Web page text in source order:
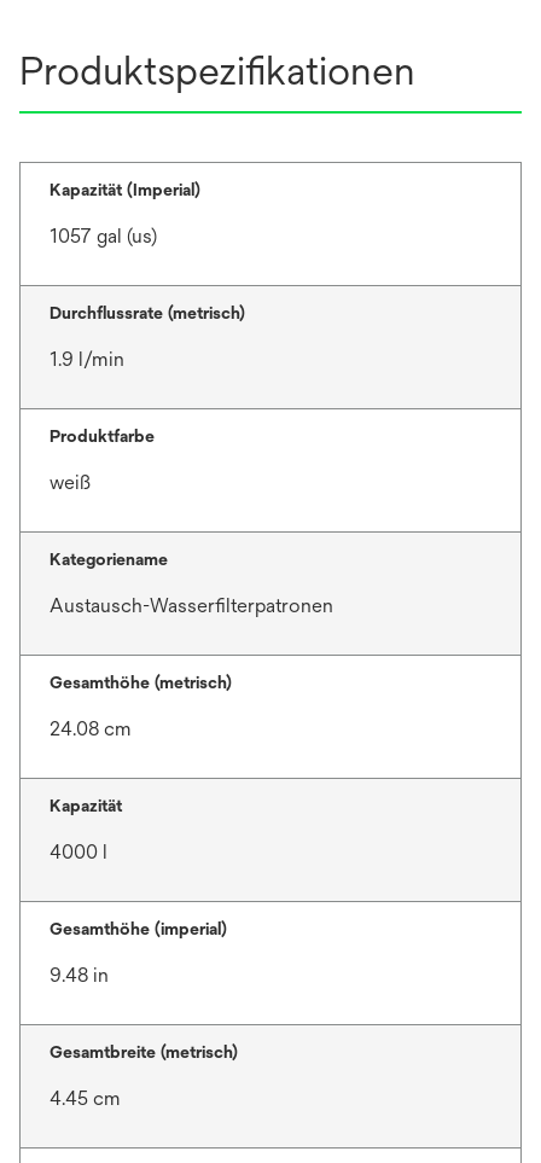
Produktspezifikationen
Kapazität (Imperial)
1057 gal (us)
Durchflussrate (metrisch)
1.9 l/min
Produktfarbe
weiß
Kategoriename
Austausch-Wasserfilterpatronen
Gesamthöhe (metrisch)
24.08 cm
Kapazität
4000 l
Gesamthöhe (imperial)
9.48 in
Gesamtbreite (metrisch)
4.45 cm